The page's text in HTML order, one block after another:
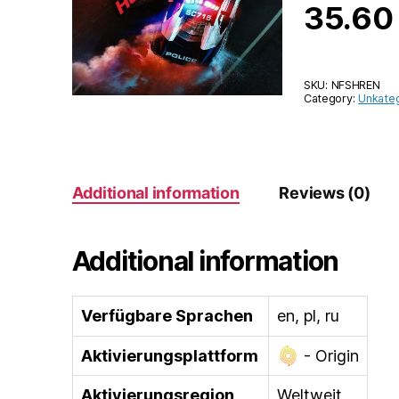
35.60
SKU: NFSHREN
Category:
Additional information Reviews (0)
Additional information
Verfügbare Sprachen en, pl, ru
Aktivierungsplattform - Origin
Aktivierungsregion Weltweit